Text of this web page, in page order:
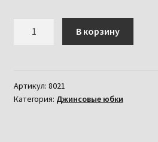
жіночий
комбінезон
В корзину
Артикул: 8021
Категория: Джинсовые юбки